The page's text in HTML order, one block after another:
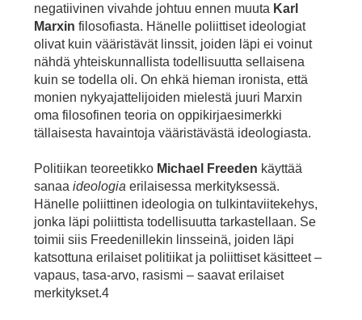
negatiivinen vivahde johtuu ennen muuta Karl
Marxin filosofiasta. Hänelle poliittiset ideologiat
olivat kuin vääristävät linssit, joiden läpi ei voinut
nähdä yhteiskunnallista todellisuutta sellaisena
kuin se todella oli. On ehkä hieman ironista, että
monien nykyajattelijoiden mielestä juuri Marxin
oma filosofinen teoria on oppikirjaesimerkki
tällaisesta havaintoja vääristävästä ideologiasta.
Politiikan teoreetikko Michael Freeden käyttää
sanaaideologia erilaisessa merkityksessä.
Hänelle poliittinen ideologia on tulkintaviitekehys,
jonka läpi poliittista todellisuutta tarkastellaan. Se
toimii siis Freedenillekin linsseinä, joiden läpi
katsottuna erilaiset politiikat ja poliittiset käsitteet –
vapaus, tasa-arvo, rasismi – saavat erilaiset
merkitykset.4